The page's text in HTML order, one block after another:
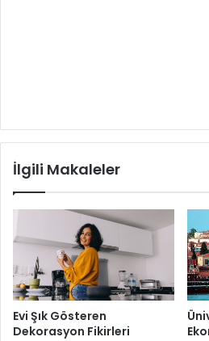
İlgili Makaleler
Evi Şık Gösteren
Dekorasyon Fikirleri